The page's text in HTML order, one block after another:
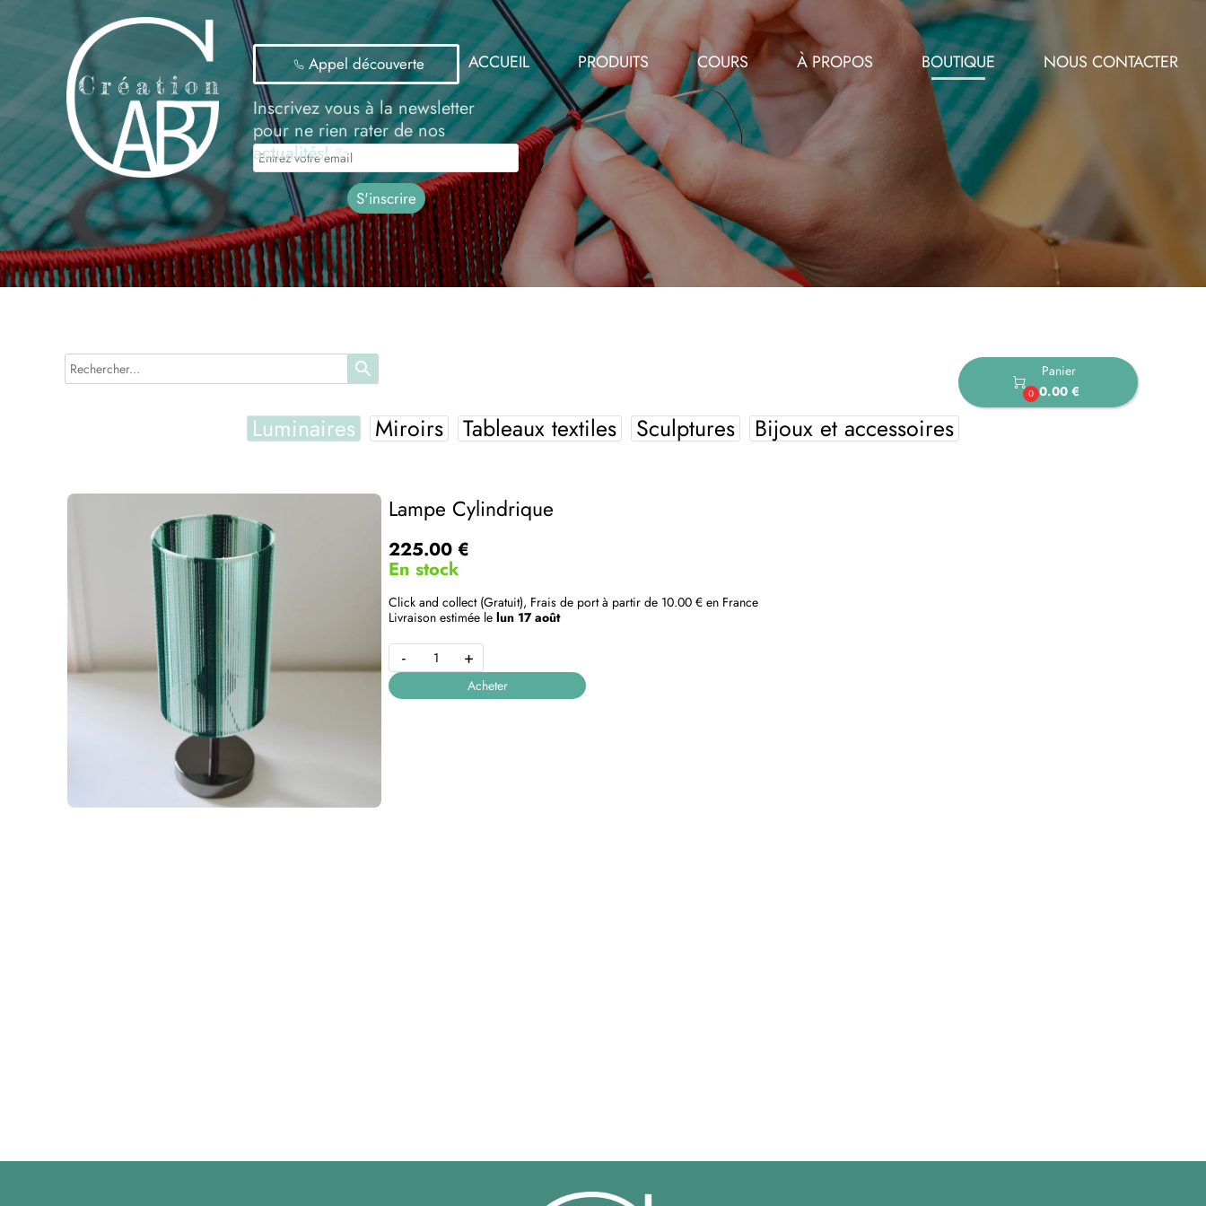
Appel découverte
Inscrivez vous à la newsletter
pour ne rien rater de nos
actualités! ✨
ACCUEIL PRODUITS COURS À PROPOS BOUTIQUE NOUS CONTACTER
search

0
Panier
0.00 €
Luminaires Miroirs Tableaux textiles Sculptures Bijoux et accessoires
Lampe Cylindrique
225.00 €
En stock
Click and collect (Gratuit), Frais de port à partir de 10.00 € en France
Livraison estimée le lun 17 août
- +
Acheter